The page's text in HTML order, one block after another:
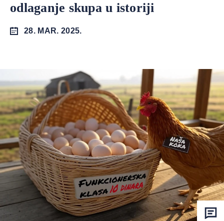
odlaganje skupa u istoriji
28. MAR. 2025.